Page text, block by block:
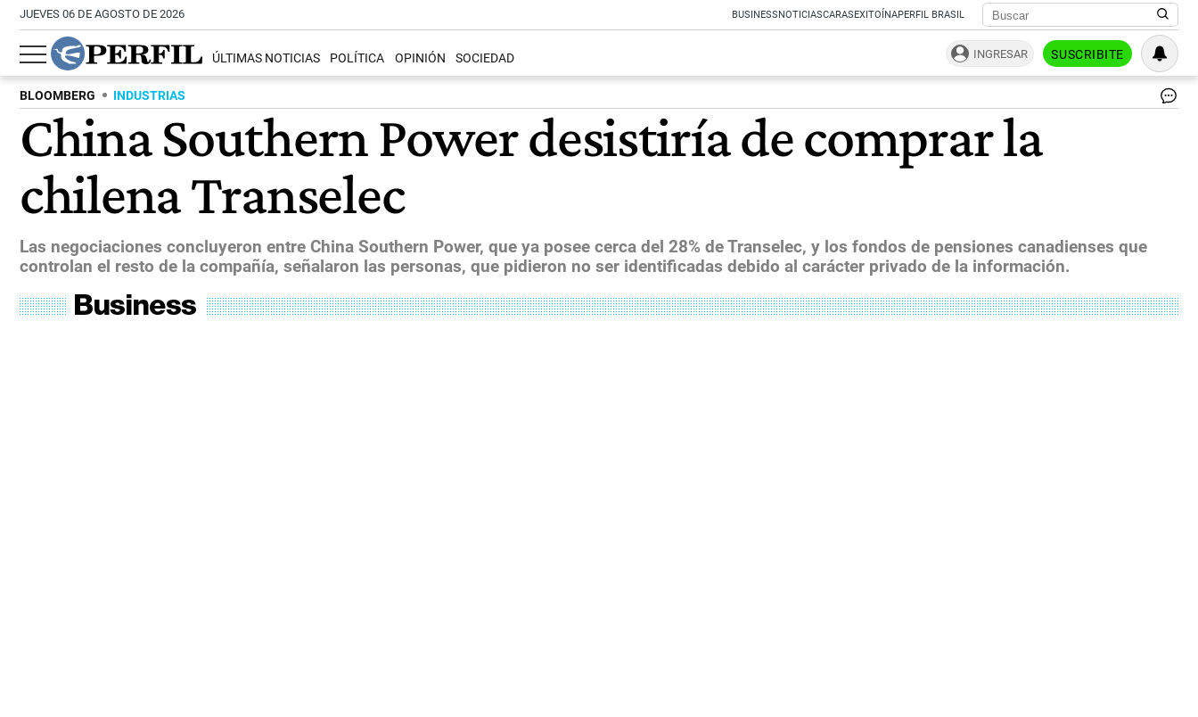
JUEVES 06 DE AGOSTO DE 2026 BUSINESSNOTICIASCARASEXITOÍNAPERFIL BRASIL
ÚLTIMAS NOTICIAS POLÍTICA OPINIÓN SOCIEDAD INGRESAR SUSCRIBITE
BLOOMBERG INDUSTRIAS
China Southern Power desistiría de comprar la
chilena Transelec
Las negociaciones concluyeron entre China Southern Power, que ya posee cerca del 28% de Transelec, y los fondos de pensiones canadienses que
controlan el resto de la compañía, señalaron las personas, que pidieron no ser identificadas debido al carácter privado de la información.